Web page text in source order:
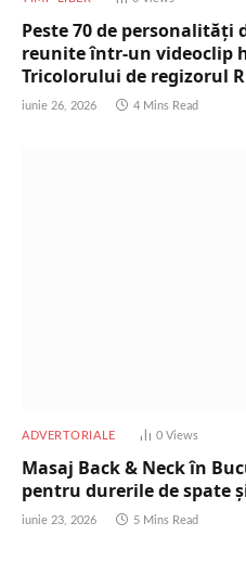
Peste 70 de personalități
reunite într-un videoclip
Tricolorului de regizorul
iunie 26, 2026 4 Mins Read
ADVERTORIALE 0 Views
Masaj Back & Neck în
pentru durerile de spate
iunie 23, 2026 5 Mins Read